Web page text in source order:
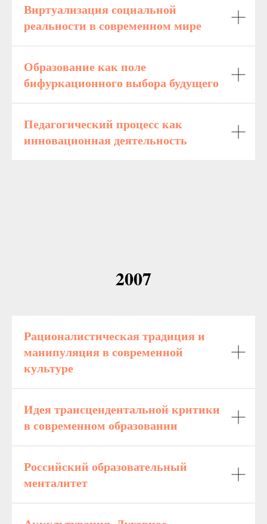
Виртуализация социальной
реальности в современном мире
Образование как поле
бифуркационного выбора будущего
Педагогический процесс как
инновационная деятельность
2007
Рационалистическая традиция и
манипуляция в современной
культуре
Идея трансцендентальной критики
в современном образовании
Российский образовательный
менталитет